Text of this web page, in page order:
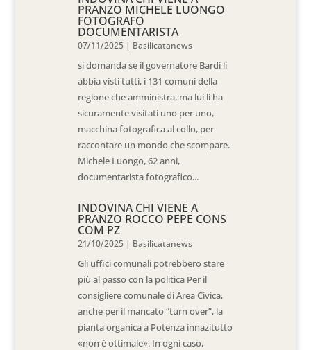
PRANZO MICHELE LUONGO
FOTOGRAFO
DOCUMENTARISTA
07/11/2025 | Basilicatanews
si domanda se il governatore Bardi li
abbia visti tutti, i 131 comuni della
regione che amministra, ma lui li ha
sicuramente visitati uno per uno,
macchina fotografica al collo, per
raccontare un mondo che scompare.
Michele Luongo, 62 anni,
documentarista fotografico...
INDOVINA CHI VIENE A
PRANZO ROCCO PEPE CONS
COM PZ
21/10/2025 | Basilicatanews
Gli uffici comunali potrebbero stare
più al passo con la politica Per il
consigliere comunale di Area Civica,
anche per il mancato “turn over”, la
pianta organica a Potenza innazitutto
«non è ottimale». In ogni caso,